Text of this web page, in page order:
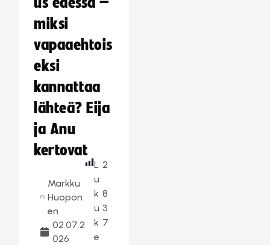
miksi
vapaaehtois
eksi
kannattaa
lähteä? Eija
ja Anu
kertovat
Markku
Huopon
en
02.07.2
026
L
u
k
u
k
e
2
8
3
7